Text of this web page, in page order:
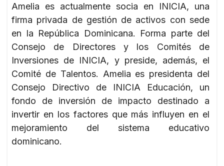
Amelia es actualmente socia en INICIA, una
firma privada de gestión de activos con sede
en la República Dominicana. Forma parte del
Consejo de Directores y los Comités de
Inversiones de INICIA, y preside, además, el
Comité de Talentos. Amelia es presidenta del
Consejo Directivo de INICIA Educación, un
fondo de inversión de impacto destinado a
invertir en los factores que más influyen en el
mejoramiento del sistema educativo
dominicano.